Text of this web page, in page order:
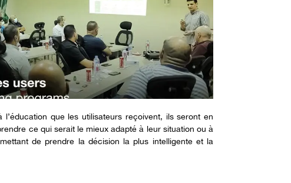
l’éducation que les utilisateurs reçoivent, ils seront en
ce qui serait le mieux adapté à leur situation ou à
de prendre la décision la plus intelligente et la